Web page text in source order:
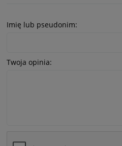
Imię lub pseudonim:
Twoja opinia: